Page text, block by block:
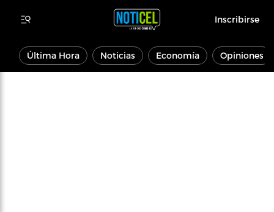
Inscribirse
Última Hora Noticias Economía Opiniones